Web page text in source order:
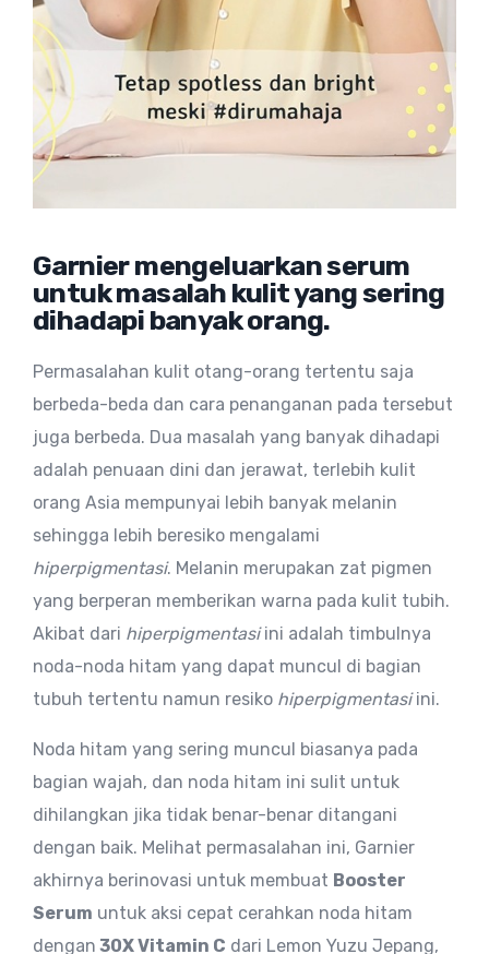
Garnier mengeluarkan serum
untuk masalah kulit yang sering
dihadapi banyak orang.
Permasalahan kulit otang-orang tertentu saja
berbeda-beda dan cara penanganan pada tersebut
juga berbeda. Dua masalah yang banyak dihadapi
adalah penuaan dini dan jerawat, terlebih kulit
orang Asia mempunyai lebih banyak melanin
sehingga lebih beresiko mengalami
hiperpigmentasi. Melanin merupakan zat pigmen
yang berperan memberikan warna pada kulit tubih.
Akibat dari hiperpigmentasiini adalah timbulnya
noda-noda hitam yang dapat muncul di bagian
tubuh tertentu namun resiko hiperpigmentasiini.
Noda hitam yang sering muncul biasanya pada
bagian wajah, dan noda hitam ini sulit untuk
dihilangkan jika tidak benar-benar ditangani
dengan baik. Melihat permasalahan ini, Garnier
akhirnya berinovasi untuk membuat Booster
Serum untuk aksi cepat cerahkan noda hitam
dengan 30X Vitamin C dari Lemon Yuzu Jepang,